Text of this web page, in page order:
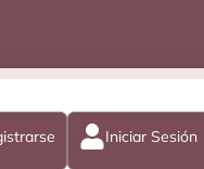
Iniciar Sesión